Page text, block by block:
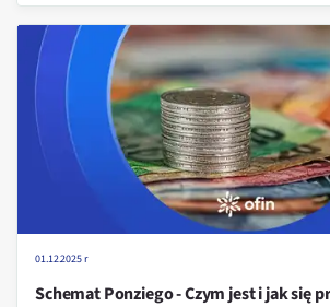
01.12.2025 r
Schemat Ponziego - Czym jest i jak się